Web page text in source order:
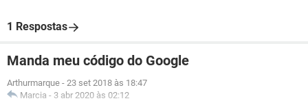
1 Respostas
Manda meu código do Google
Arthurmarque - 23 set 2018 às 18:47
Marcia - 3 abr 2020 às 02:12